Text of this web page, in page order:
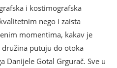
i kostimografska
nego i zaista
momentima, kakav je
putuju do otoka
Danijele Gotal Grgurač. Sve u